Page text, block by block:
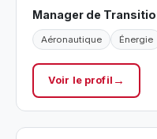
Manager de
Aéronautique Énergie
Voir le profil